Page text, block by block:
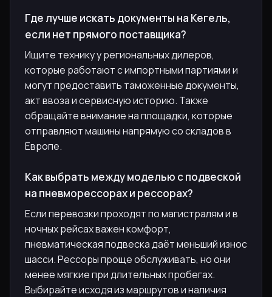
Где лучше искать документы на Кегель,
если нет прямого поставщика?
Ищите технику у региональных дилеров,
которые работают с импортными партиями и
могут предоставить таможенные документы,
акт ввоза и сервисную историю. Также
обращайте внимание на площадки, которые
отправляют машины напрямую со складов в
Европе.
Как выбрать между моделью с подвеской
на пневморессорах и рессорах?
Если перевозки проходят по магистралям и в
ночных рейсах важен комфорт,
пневматическая подвеска даёт меньший износ
шасси. Рессоры проще обслуживать, но они
менее мягкие при длительных пробегах.
Выбирайте исходя из маршрутов и наличия